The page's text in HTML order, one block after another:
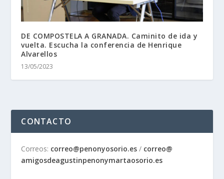
DE COMPOSTELA A GRANADA. Caminito de ida y
vuelta. Escucha la conferencia de Henrique
Alvarellos
13/05/2023
CONTACTO
Correos: correo@penonyosorio.es / correo@
amigosdeagustinpenonymartaosorio.es